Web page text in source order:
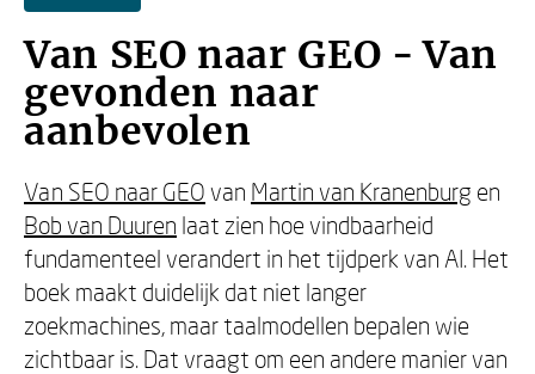
Van SEO naar GEO - Van
gevonden naar
aanbevolen
Van SEO naar GEO van Martin van Kranenburg en
Bob van Duuren laat zien hoe vindbaarheid
fundamenteel verandert in het tijdperk van AI. Het
boek maakt duidelijk dat niet langer
zoekmachines, maar taalmodellen bepalen wie
zichtbaar is. Dat vraagt om een andere manier van